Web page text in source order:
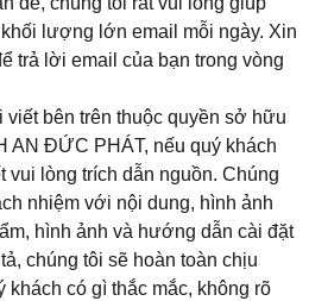
lượng lớn email mỗi ngày. Xin
trả lời email của bạn trong vòng
viết bên trên thuộc quyền sở hữu
AN ĐỨC PHÁT, nếu quý khách
vui lòng trích dẫn nguồn. Chúng
nhiệm với nội dung, hình ảnh
hình ảnh và hướng dẫn cài đặt
chúng tôi sẽ hoàn toàn chịu
khách có gì thắc mắc, không rõ